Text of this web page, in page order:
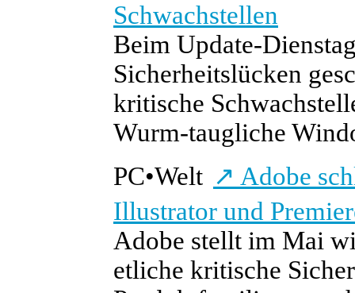
Schwachstellen
Beim Update-
Sicherheitslücken
kritische
Wurm-taugliche
PC•Welt ↗ Adobe
Illustrator und
Adobe stellt im Mai
etliche kritische